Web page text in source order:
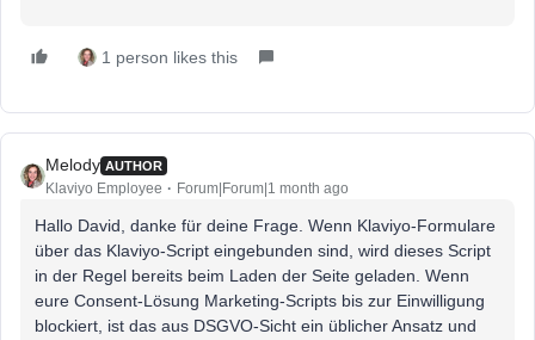
1 person likes this
Melody AUTHOR
Klaviyo Employee Forum|Forum|1 month ago
Hallo David, danke für deine Frage. Wenn Klaviyo-Formulare
über das Klaviyo-Script eingebunden sind, wird dieses Script
in der Regel bereits beim Laden der Seite geladen. Wenn
eure Consent-Lösung Marketing-Scripts bis zur Einwilligung
blockiert, ist das aus DSGVO-Sicht ein üblicher Ansatz und